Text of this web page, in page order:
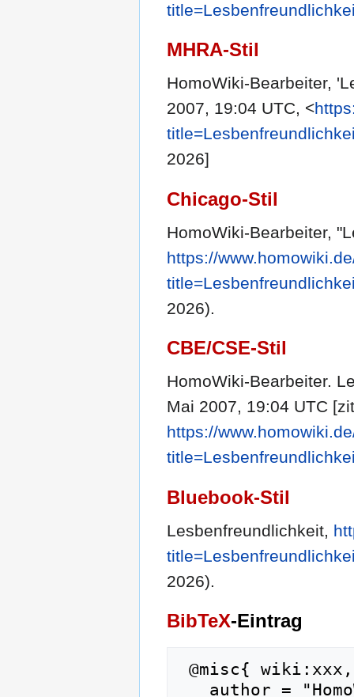
MHRA-Stil
HomoWiki-Bearbeiter,
2007, 19:04 UTC, <
2026]
Chicago-Stil
HomoWiki-Bearbeiter,
https://
2026).
CBE/CSE-Stil
HomoWiki-Bearbeiter.
Mai 2007, 19:04 UTC
https://
Bluebook-Stil
Lesbenfreundlichkeit,
2026).
BibTeX-Eintrag